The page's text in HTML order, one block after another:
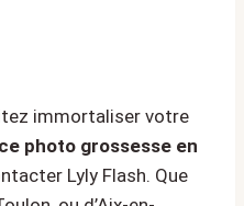
immortaliser votre
photo grossesse en
Lyly Flash. Que